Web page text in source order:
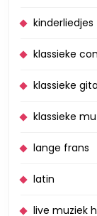
kinderliedjes
klassieke
klassieke
klassieke
lange frans
latin
live muziek